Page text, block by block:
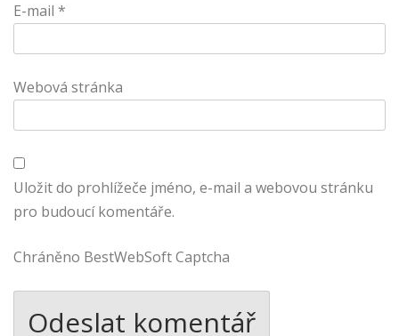
E-mail *
Webová stránka
Uložit do prohlížeče jméno, e-mail a webovou stránku
pro budoucí komentáře.
Chráněno BestWebSoft Captcha